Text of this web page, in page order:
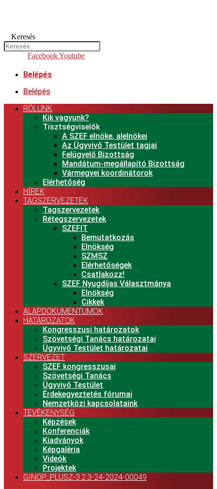
Keresés
FacebookYoutube
Belépés
Belépés
RÓLUNK
Kik vagyunk?
Tisztségviselők
A SZEF elnöke, alelnökei
Az Ügyvivő Testület tagjai
Felügyelő Bizottság
Mandátum-megállapító Bizottság
Vármegyei koordinátorok
Elérhetőség
HÍREK
TAGSZERVEZETEK
Tagszervezetek
Rétegszervezetek
SZEFIT
Bemutatkozás
Elnökség
SZMSZ
Elérhetőségek
Csatlakozz!
SZEF Nyugdíjas Választmánya
Elnökség
Cikkek
ALAPDOKUMENTUMOK
HATÁROZATOK
Kongresszusi határozatok
Szövetségi Tanács határozatai
Ügyvivő Testület határozatai
SZERVEZET
SZEF kongresszusai
Szövetségi Tanács
Ügyvivő Testület
Érdekegyeztetés fórumai
Nemzetközi kapcsolataink
TEVÉKENYSÉG
Képzések
Konferenciák
Kiadványok
Képgaléria
Videók
Projektek
GINOP_PLUSZ-3.2.3-24-2024-00049